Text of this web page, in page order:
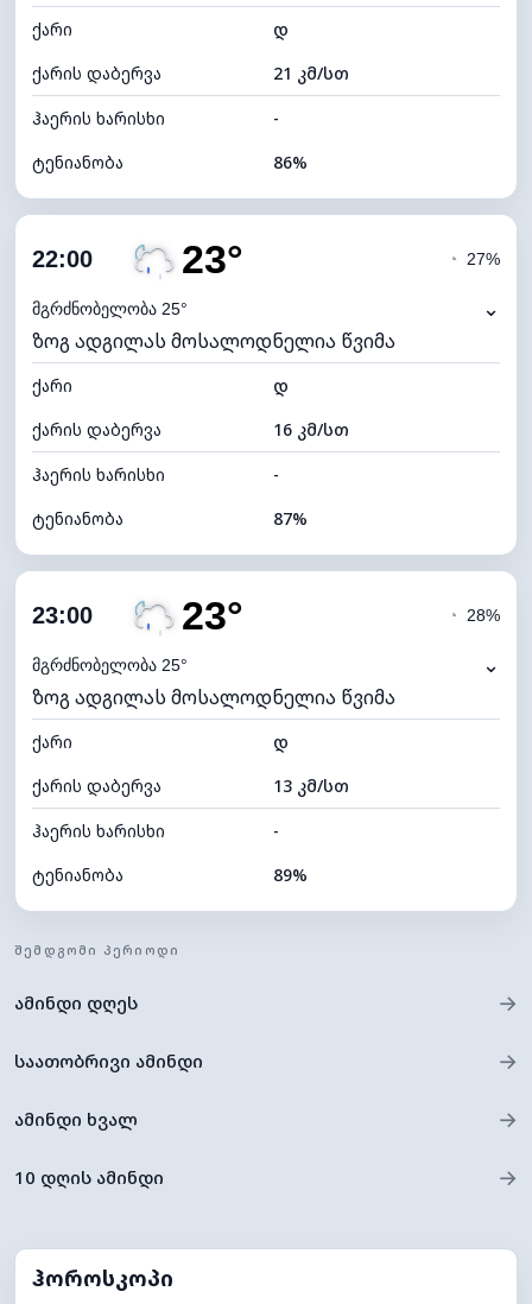
განათების ინდექსი 7 (ნათელი)
ღრუბლის სიმაღლე 8240 მ
ქარი
დ
ქარის დაბერვა
21 კმ/სთ
ჰაერის ხარისხი
-
ტენიანობა
86%
ღრუბლიანობა
ნამის წერტილი
ხილვადობა
10 კმ
განათების ინდექსი 0 (ბნელი)
ღრუბლის სიმაღლე 7840 მ
22:00 23°
მგრძნობელობა 25°
◔ 27%
⌄
ზოგ ადგილას მოსალოდნელია წვიმა
ქარი
დ
ქარის დაბერვა
16 კმ/სთ
ჰაერის ხარისხი
-
ტენიანობა
87%
ღრუბლიანობა
ნამის წერტილი
ხილვადობა
10 კმ
განათების ინდექსი 0 (ბნელი)
ღრუბლის სიმაღლე 4640 მ
23:00 23°
მგრძნობელობა 25°
◔ 28%
⌄
ზოგ ადგილას მოსალოდნელია წვიმა
ქარი
დ
ქარის დაბერვა
13 კმ/სთ
ჰაერის ხარისხი
-
ტენიანობა
89%
ღრუბლიანობა
ნამის წერტილი
ხილვადობა
ᲨᲔᲛᲓᲒᲝᲛᲘ ᲞᲔᲠᲘᲝᲓᲘ
ამინდი დღეს →
საათობრივი ამინდი →
ამინდი ხვალ →
10 დღის ამინდი →
ჰოროსკოპი